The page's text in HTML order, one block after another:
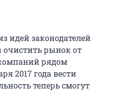
идей законодателей
очистить рынок от
рядом
2017 года вести
теперь смогут